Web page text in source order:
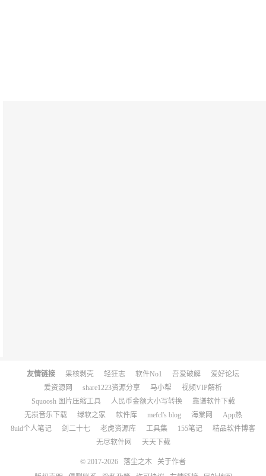
友情链接 果核剥壳 轻狂志 软件No1 吾爱破解
爱好论坛
爱资源网
share1223资源分享 马小帮
视频VIP解析
Squoosh 图片压缩工具
人民币金额大小写转换
靠谱软件下载
无损音乐下载
绿软之家 软件库 mefcl's blog 海棠网
App热
8uid个人笔记
剑二十七 老虎资源库 工具集 155笔记
精品软件博客
无尽软件网
天天下载
© 2017-2026 落尘之木
关于作者